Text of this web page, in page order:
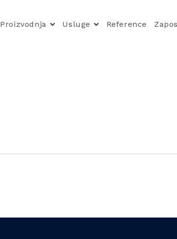
Proizvodnja Usluge Reference